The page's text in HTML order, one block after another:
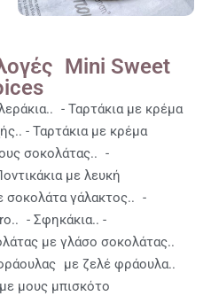
Mini Sweet
- Ταρτάκια με κρέμα
- Ταρτάκια με κρέμα
σοκολάτας.. -
με λευκή
σοκολάτα γάλακτος.. -
- Σφηκάκια.. -
με γλάσο σοκολάτας..
με ζελέ φράουλα..
μους μπισκότο